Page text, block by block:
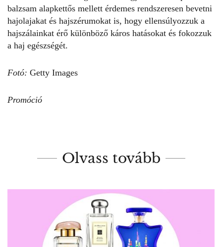
balzsam alapkettős mellett érdemes rendszeresen bevetni
hajolajakat és hajszérumokat is, hogy ellensúlyozzuk a
hajszálainkat érő különböző káros hatásokat és fokozzuk
a haj egészségét.
Fotó: Getty Images
Promóció
Olvass tovább